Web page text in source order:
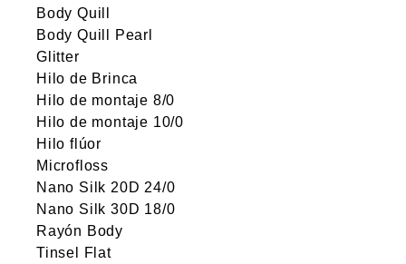
Body Quill
Body Quill Pearl
Glitter
Hilo de Brinca
Hilo de montaje 8/0
Hilo de montaje 10/0
Hilo flúor
Microfloss
Nano Silk 20D 24/0
Nano Silk 30D 18/0
Rayón Body
Tinsel Flat